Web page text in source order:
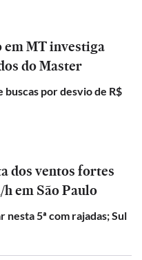
MT investiga
do Master
por desvio de R$
dos ventos fortes
em São Paulo
5ª com rajadas; Sul